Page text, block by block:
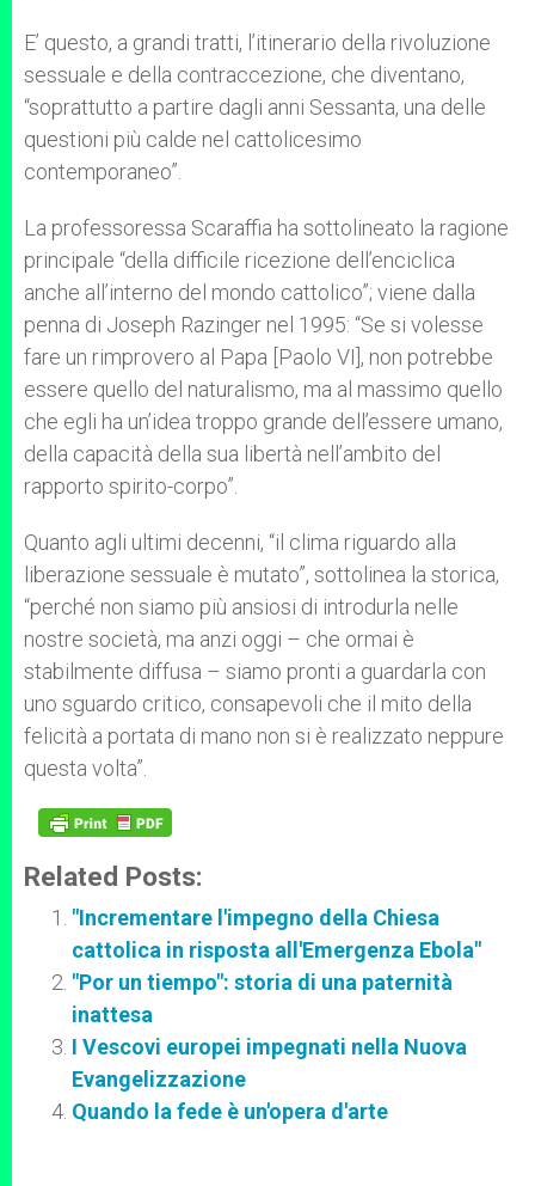
E’ questo, a grandi tratti, l’itinerario della rivoluzione
sessuale e della contraccezione, che diventano,
“soprattutto a partire dagli anni Sessanta, una delle
questioni più calde nel cattolicesimo
contemporaneo”.
La professoressa Scaraffia ha sottolineato la ragione
principale “della difficile ricezione dell’enciclica
anche all’interno del mondo cattolico”; viene dalla
penna di Joseph Razinger nel 1995: “Se si volesse
fare un rimprovero al Papa [Paolo VI], non potrebbe
essere quello del naturalismo, ma al massimo quello
che egli ha un’idea troppo grande dell’essere umano,
della capacità della sua libertà nell’ambito del
rapporto spirito-corpo”.
Quanto agli ultimi decenni, “il clima riguardo alla
liberazione sessuale è mutato”, sottolinea la storica,
“perché non siamo più ansiosi di introdurla nelle
nostre società, ma anzi oggi – che ormai è
stabilmente diffusa – siamo pronti a guardarla con
uno sguardo critico, consapevoli che il mito della
felicità a portata di mano non si è realizzato neppure
questa volta”.
Related Posts:
"Incrementare l'impegno della Chiesa
cattolica in risposta all'Emergenza Ebola"
"Por un tiempo": storia di una paternità
inattesa
I Vescovi europei impegnati nella Nuova
Evangelizzazione
Quando la fede è un'opera d'arte